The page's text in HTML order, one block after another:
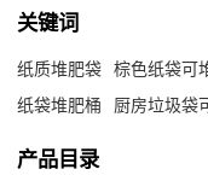
关键词
纸质堆肥袋 棕色纸袋可
纸袋堆肥桶 厨房垃圾袋
产品目录